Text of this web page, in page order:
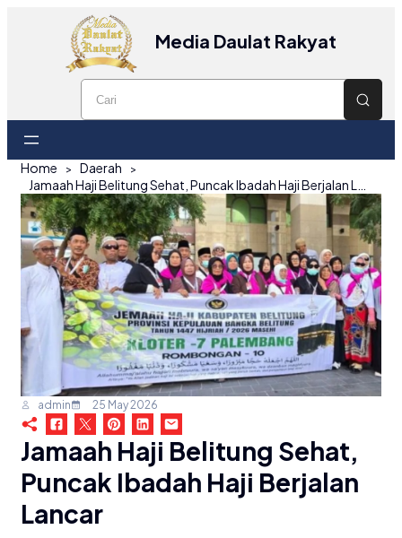
Media Daulat Rakyat
Home
Daerah
admin 25 May 2026
Jamaah Haji Belitung Sehat,
Puncak Ibadah Haji Berjalan
Lancar